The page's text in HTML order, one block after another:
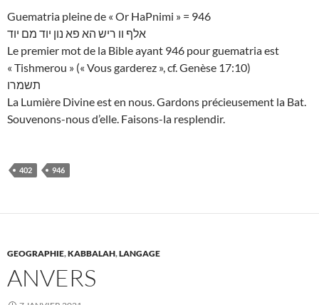
Guematria pleine de « Or HaPnimi » = 946
אלף וו ריש הא פא נון יוד מם יוד
Le premier mot de la Bible ayant 946 pour guematria est
« Tishmerou » (« Vous garderez », cf. Genèse 17:10)
תשמרו
La Lumière Divine est en nous. Gardons précieusement la Bat.
Souvenons-nous d’elle. Faisons-la resplendir.
402 946
GEOGRAPHIE,KABBALAH,LANGAGE
ANVERS